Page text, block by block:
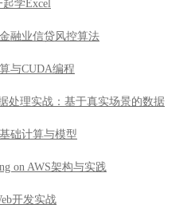
on AWS架构与实践
开发实战
型YOLOV3原理及实战
管理认证实战
系列】强化视觉导航技术导引
初识与提高